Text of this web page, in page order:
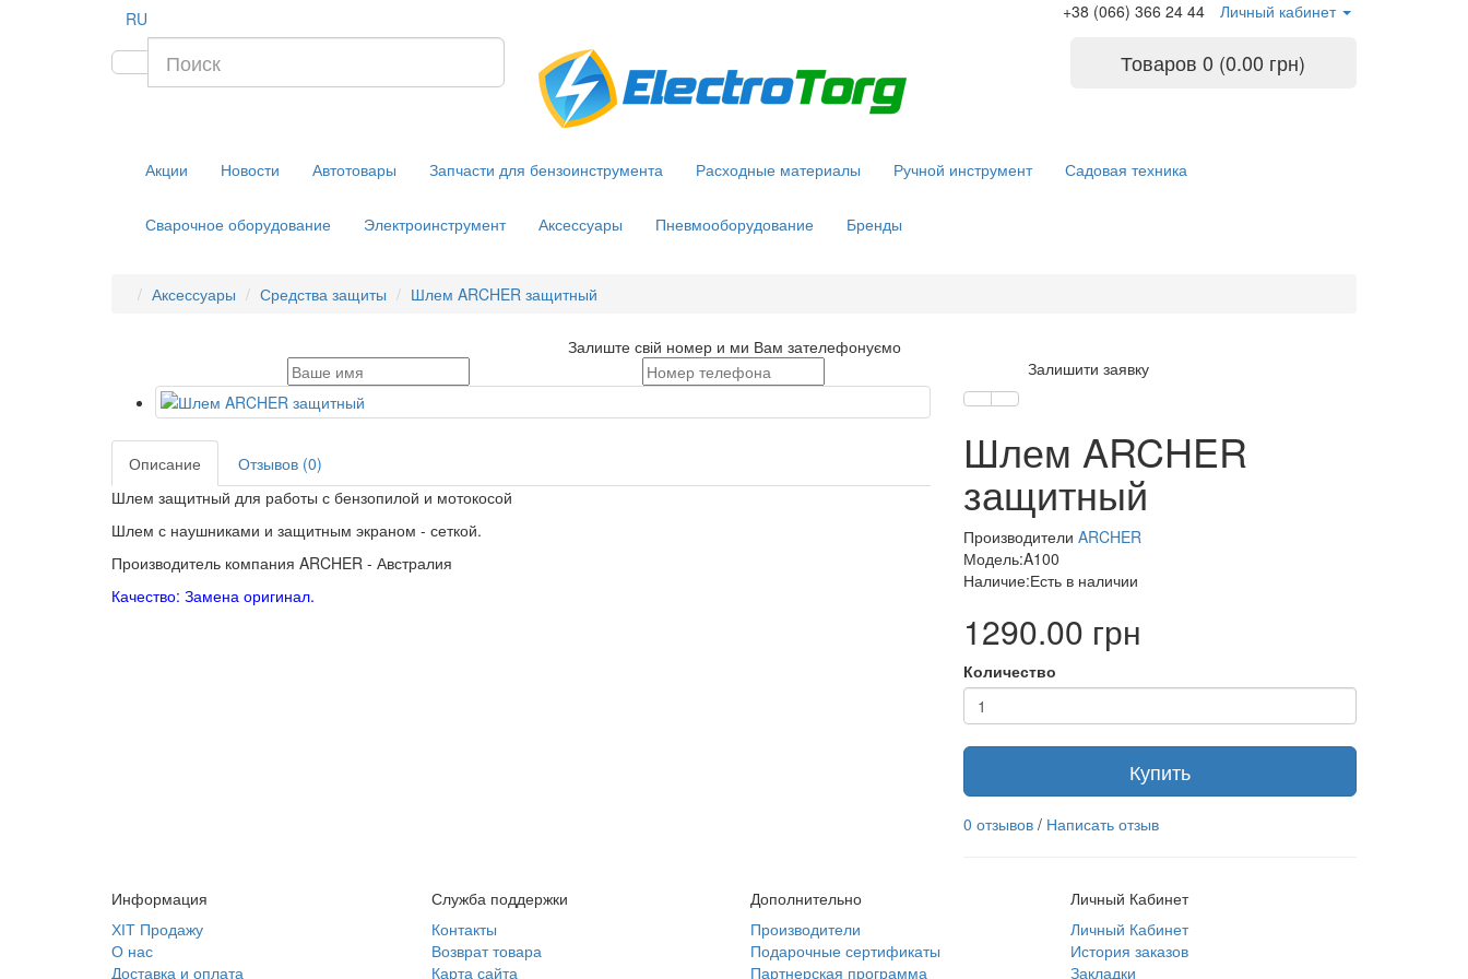
RU +38 (066) 366 24 44 Личный кабинет
Товаров 0 (0.00 грн)
Акции Новости Автотовары Запчасти для бензоинструмента Расходные материалы Ручной инструмент Садовая техника
Сварочное оборудование Электроинструмент Аксессуары Пневмооборудование Бренды
Аксессуары Средства защиты Шлем ARCHER защитный
Залиште свій номер и ми Вам зателефонуємо
Залишити заявку
Описание
Отзывов (0)
Шлем защитный для работы с бензопилой и мотокосой
Шлем с наушниками и защитным экраном - сеткой.
Производитель компания ARCHER - Австралия
Качество: Замена оригинал.
Шлем ARCHER
защитный
Производители ARCHER
Модель:A100
Наличие:Есть в наличии
1290.00 грн
Количество
Купить
0 отзывов / Написать отзыв
Информация
ХІТ Продажу
О нас
Доставка и оплата
Служба поддержки
Контакты
Возврат товара
Карта сайта
Дополнительно
Производители
Подарочные сертификаты
Партнерская программа
Личный Кабинет
Личный Кабинет
История заказов
Закладки